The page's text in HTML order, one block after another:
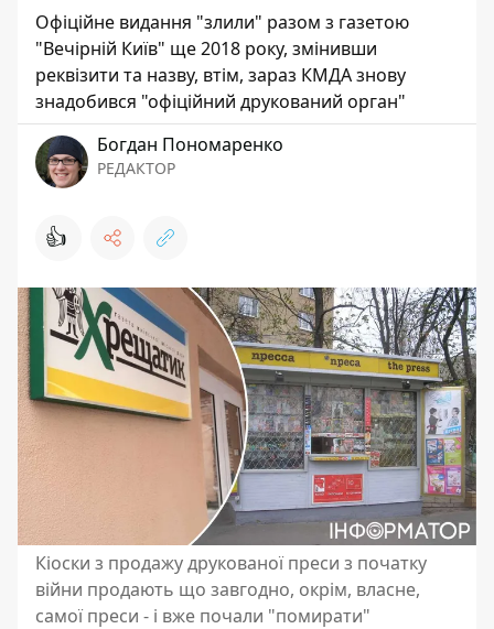
Офіційне видання "злили" разом з газетою
"Вечірній Київ" ще 2018 року, змінивши
реквізити та назву, втім, зараз КМДА знову
знадобився "офіційний друкований орган"
Богдан Пономаренко
РЕДАКТОР
👍
Кіоски з продажу друкованої преси з початку
війни продають що завгодно, окрім, власне,
самої преси - і вже почали "помирати"